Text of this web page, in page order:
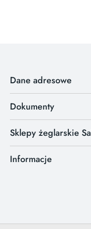
Dane adresowe
Dokumenty
Sklepy żeglarskie
Informacje